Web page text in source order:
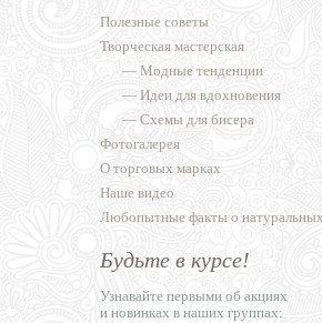
Полезные советы
Творческая мастерская
— Модные тенденции
— Идеи для вдохновения
— Схемы для бисера
Фотогалерея
О торговых марках
Наше видео
Любопытные факты о
Будьте в курсе!
Узнавайте первыми об акциях
и новинках в наших группах: